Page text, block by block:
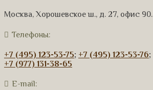
Москва, Хорошевское ш., д. 27, офис 90.
Телефоны:
+7 (495) 123-53-75; +7 (495) 123-53-76;
+7 (977) 131-38-65
E-mail: